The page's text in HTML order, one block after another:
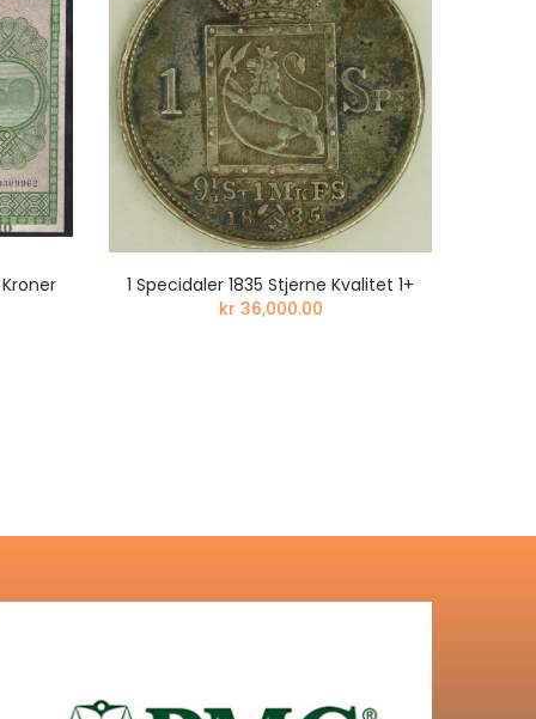
1 Specidaler 1835 Stjerne Kvalitet 1+
kr 36,000.00